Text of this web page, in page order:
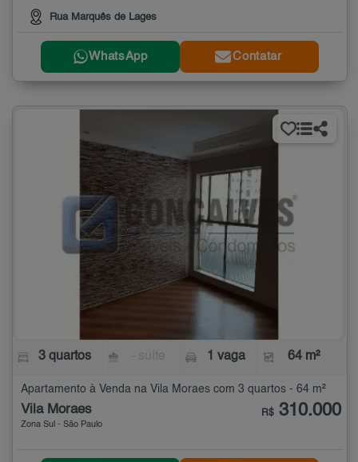
Rua Marquês de Lages
WhatsApp Contatar
3 quartos 1 vaga 64 m²
Apartamento à Venda na Vila Moraes com 3 quartos - 64 m²
Vila Moraes
Zona Sul - São Paulo
R$ 310.000